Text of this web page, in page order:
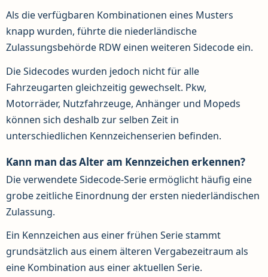
Als die verfügbaren Kombinationen eines Musters
knapp wurden, führte die niederländische
Zulassungsbehörde RDW einen weiteren Sidecode ein.
Die Sidecodes wurden jedoch nicht für alle
Fahrzeugarten gleichzeitig gewechselt. Pkw,
Motorräder, Nutzfahrzeuge, Anhänger und Mopeds
können sich deshalb zur selben Zeit in
unterschiedlichen Kennzeichenserien befinden.
Kann man das Alter am Kennzeichen erkennen?
Die verwendete Sidecode-Serie ermöglicht häufig eine
grobe zeitliche Einordnung der ersten niederländischen
Zulassung.
Ein Kennzeichen aus einer frühen Serie stammt
grundsätzlich aus einem älteren Vergabezeitraum als
eine Kombination aus einer aktuellen Serie.